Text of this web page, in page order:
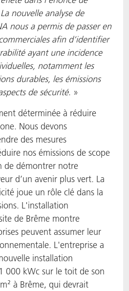
nouvelle analyse de
nous a permis de passer en
afin d’identifier
ayant une incidence
notamment les
durables, les émissions
de sécurité. »
déterminée à réduire
Nous devons
des mesures
nos émissions de scope
de démontrer notre
d’un avenir plus vert. La
joue un rôle clé dans la
L'installation
de Brême montre
peuvent assumer leur
L'entreprise a
installation
000 kWc sur le toit de son
à Brême, qui devrait